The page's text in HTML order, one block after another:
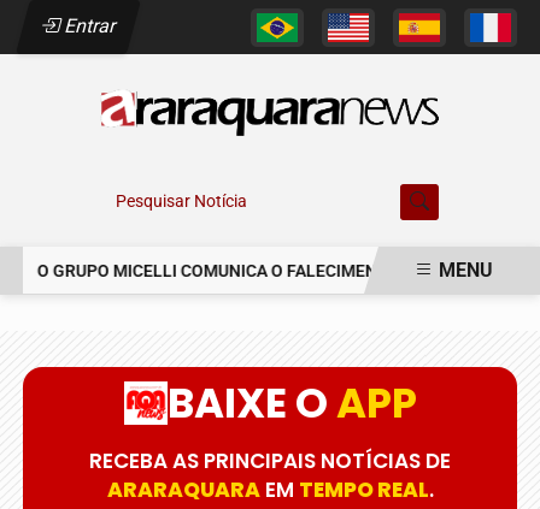
Entrar
Pesquisar Notícia
O GRUPO MICELLI COMUNICA O FALECIMENTO DO SR. MARCELO
MENU
BAIXE OAPP
RECEBA AS PRINCIPAIS NOTÍCIAS DE
ARARAQUARAEM TEMPO REAL.